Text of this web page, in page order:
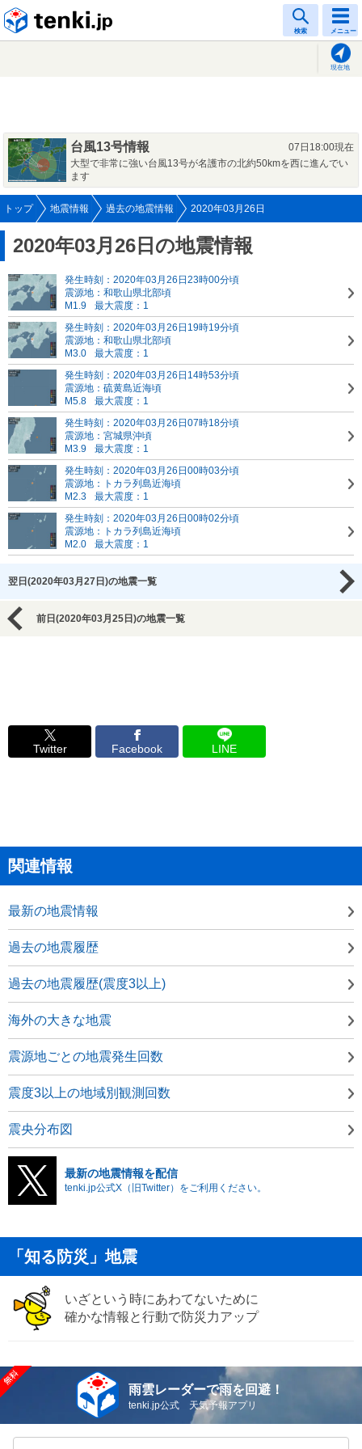
検索 メニュー
現在地
台風13号情報
07日18:00現在
大型で非常に強い台風13号が名護市の北約50kmを西に進んでい
ます
トップ 地震情報 過去の地震情報 2020年03月26日
2020年03月26日の地震情報
発生時刻：2020年03月26日23時00分頃
震源地：和歌山県北部頃
M1.9
最大震度：1
発生時刻：2020年03月26日19時19分頃
震源地：和歌山県北部頃
M3.0
最大震度：1
発生時刻：2020年03月26日14時53分頃
震源地：硫黄島近海頃
M5.8
最大震度：1
発生時刻：2020年03月26日07時18分頃
震源地：宮城県沖頃
M3.9
最大震度：1
発生時刻：2020年03月26日00時03分頃
震源地：トカラ列島近海頃
M2.3
最大震度：1
発生時刻：2020年03月26日00時02分頃
震源地：トカラ列島近海頃
M2.0
最大震度：1
翌日(2020年03月27日)の地震一覧
前日(2020年03月25日)の地震一覧
Twitter Facebook LINE
関連情報
最新の地震情報
過去の地震履歴
過去の地震履歴(震度3以上)
海外の大きな地震
震源地ごとの地震発生回数
震度3以上の地域別観測回数
震央分布図
最新の地震情報を配信
tenki.jp公式X（旧Twitter）をご利用ください。
「知る防災」地震
いざという時にあわてないために
確かな情報と行動で防災力アップ
雨雲レーダーで雨を回避！
tenki.jp公式 天気予報アプリ